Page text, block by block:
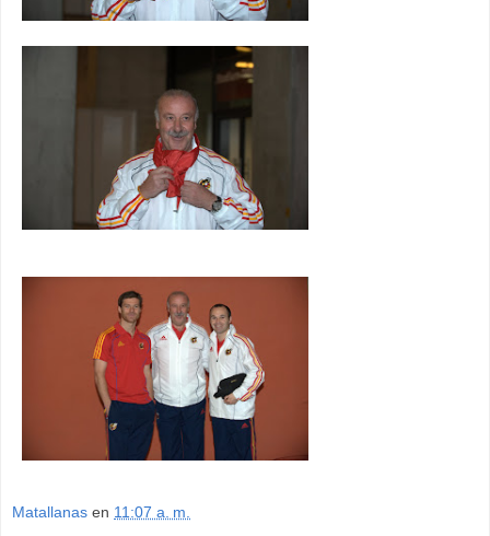
Matallanas en 11:07 a. m.